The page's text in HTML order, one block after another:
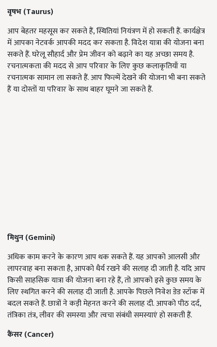
वृषभ (Taurus)
आप बेहतर महसूस कर सकते हैं, स्थितियां नियंत्रण में हो सकती हैं. कार्यक्षेत्र
में आपका नेटवर्क आपकी मदद कर सकता है. विदेश यात्रा की योजना बना
सकते हैं. घरेलू सौहार्द और प्रेम जीवन को बढ़ाने का यह अच्छा समय है.
रचनात्मकता की मदद से आप परिवार के लिए कुछ कलाकृतियाँ या
रचनात्मक सामान ला सकते हैं. आप फिल्में देखने की योजना भी बना सकते
हैं या दोस्तों या परिवार के साथ बाहर घूमने जा सकते हैं.
मिथुन (Gemini)
अधिक काम करने के कारण आप थक सकते हैं. यह आपको आलसी और
लापरवाह बना सकता है, आपको धैर्य रखने की सलाह दी जाती है. यदि आप
किसी साहसिक यात्रा की योजना बना रहे हैं, तो आपको इसे कुछ समय के
लिए स्थगित करने की सलाह दी जाती है. आपके पिछले निवेश डेड स्टॉक में
बदल सकते हैं. छात्रों ने कड़ी मेहनत करने की सलाह दी. आपको पीठ दर्द,
तंत्रिका तंत्र, लीवर की समस्या और त्वचा संबंधी समस्याएं हो सकती हैं.
कैंसर (Cancer)